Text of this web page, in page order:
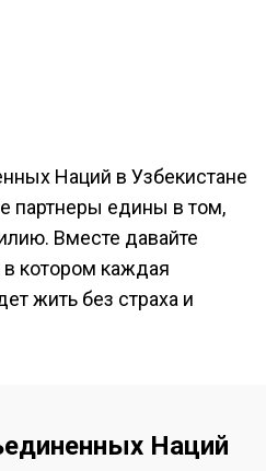
Наций в Узбекистане
партнеры едины в том,
Вместе давайте
котором каждая
жить без страха и
Наций